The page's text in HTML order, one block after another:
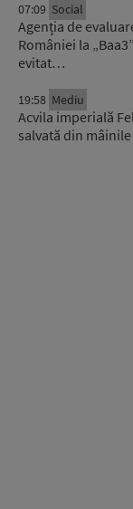
07:09 Social
Agenția de
României la
evitat…
19:58 Mediu
Acvila imperială
salvată din